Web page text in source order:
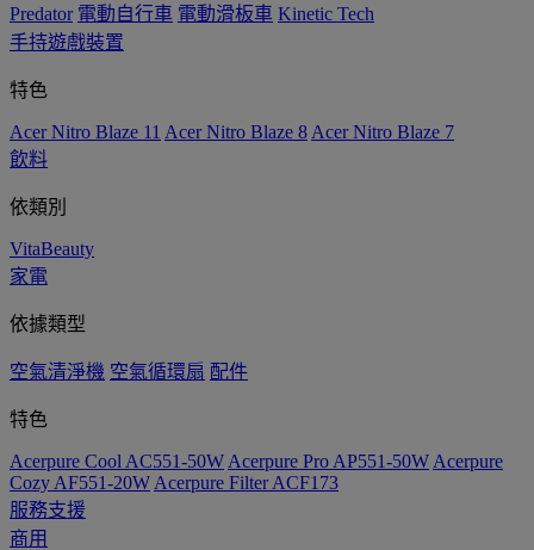
Predator 電動自行車 電動滑板車 Kinetic Tech
手持遊戲裝置
特色
Acer Nitro Blaze 11 Acer Nitro Blaze 8 Acer Nitro Blaze 7
飲料
依類別
VitaBeauty
家電
依據類型
空氣清淨機 空氣循環扇 配件
特色
Acerpure Cool AC551-50W Acerpure Pro AP551-50W Acerpure
Cozy AF551-20W Acerpure Filter ACF173
服務支援
商用